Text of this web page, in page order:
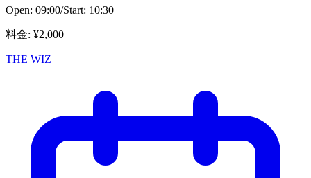
Open: 09:00/Start: 10:30
料金: ¥2,000
THE WIZ